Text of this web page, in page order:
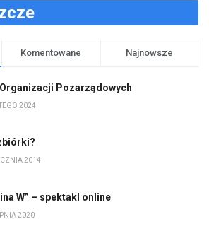
Komentowane Najnowsze
Pozarządowych
2024
2014
W” – spektakl online
2020